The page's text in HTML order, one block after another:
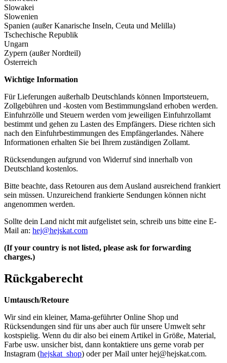
Slowakei
Slowenien
Spanien (außer Kanarische Inseln, Ceuta und Melilla)
Tschechische Republik
Ungarn
Zypern (außer Nordteil)
Österreich
Wichtige Information
Für Lieferungen außerhalb Deutschlands können Importsteuern,
Zollgebühren und -kosten vom Bestimmungsland erhoben werden.
Einfuhrzölle und Steuern werden vom jeweiligen Einfuhrzollamt
bestimmt und gehen zu Lasten des Empfängers. Diese richten sich
nach den Einfuhrbestimmungen des Empfängerlandes. Nähere
Informationen erhalten Sie bei Ihrem zuständigen Zollamt.
Rücksendungen aufgrund von Widerruf sind innerhalb von
Deutschland kostenlos.
Bitte beachte, dass Retouren aus dem Ausland ausreichend frankiert
sein müssen. Unzureichend frankierte Sendungen können nicht
angenommen werden.
Sollte dein Land nicht mit aufgelistet sein, schreib uns bitte eine E-
Mail an: hej@hejskat.com
(If your country is not listed, please ask for forwarding
charges.)
Rückgaberecht
Umtausch/Retoure
Wir sind ein kleiner, Mama-geführter Online Shop und
Rücksendungen sind für uns aber auch für unsere Umwelt sehr
kostspielig. Wenn du dir also bei einem Artikel in Größe, Material,
Farbe usw. unsicher bist, dann kontaktiere uns gerne vorab per
Instagram (hejskat_shop) oder per Mail unterhej@hejskat.com.